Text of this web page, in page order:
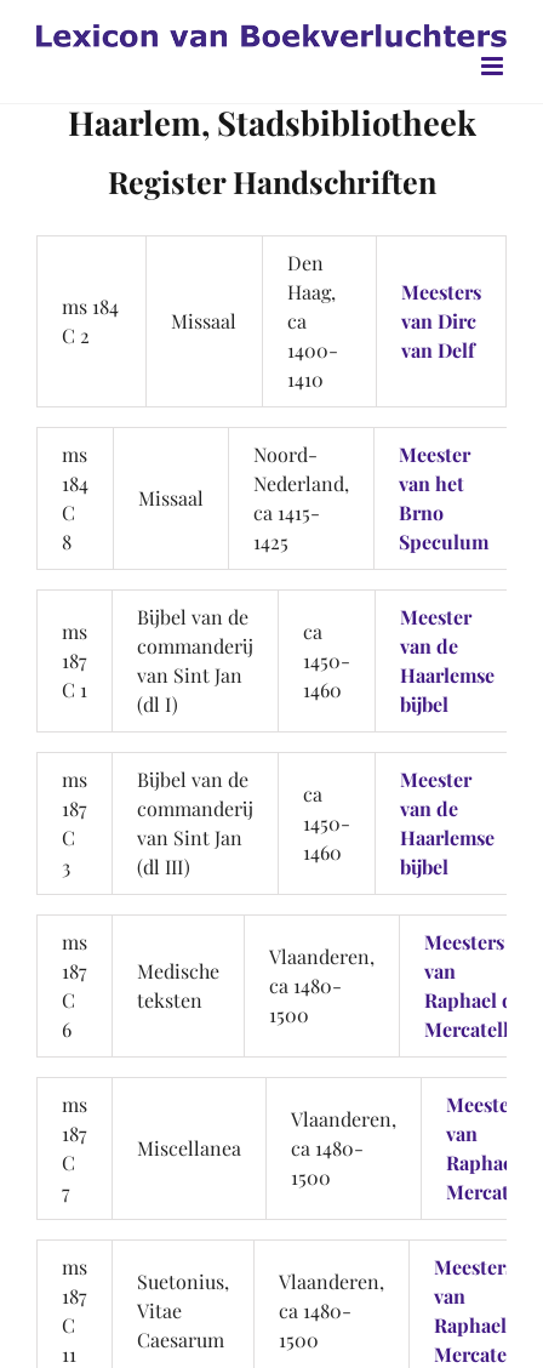
naar
Haarlem, Stadsbibliotheek
Register Handschriften
ms 184
C 2
Missaal
Den
Haag,
ca
1400-
1410
Meesters
van Dirc
van Delf
ms
184
C
8
Missaal
Noord-
Nederland,
ca 1415-
1425
Meester
van het
Brno
Speculum
ms
187
C 1
Bijbel van de
commanderij
van Sint Jan
(dl I)
ca
1450-
1460
Meester
van de
Haarlemse
bijbel
ms
187
C
3
Bijbel van de
commanderij
van Sint Jan
(dl III)
ca
1450-
1460
Meester
van de
Haarlemse
bijbel
ms
187
C
6
Medische
teksten
Vlaanderen,
ca 1480-
1500
Meesters
van
Raphael de
Mercatellis
ms
187
C
7
Miscellanea
Vlaanderen,
ca 1480-
1500
Meesters
van
Raphael
ms
187
C
11
Suetonius,
Vitae
Caesarum
Vlaanderen,
ca 1480-
1500
Meesters
van
Raphael de
Mercatellis